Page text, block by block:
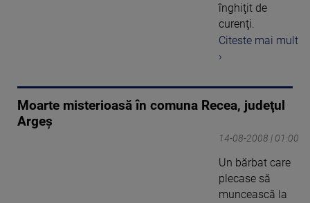
înghiţit de
curenţi.
Citeste mai mult
›
Moarte misterioasă în comuna Recea, judeţul
Argeş
14-08-2008 | 01:00
Un bărbat care
plecase să
muncească la